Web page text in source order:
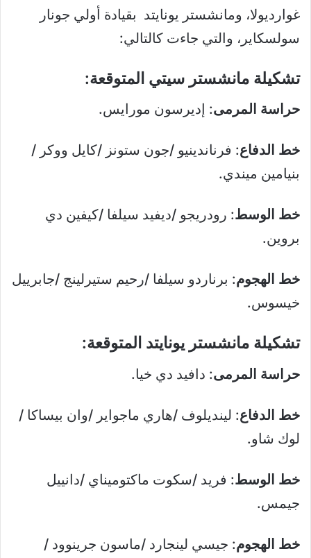
غوارديولا، ومانشستر يونايتد بقيادة أولي جونار
سولسكاير، والتي جاءت كالتالي:
تشكيلة مانشستر سيتي المتوقعة:
حراسة المرمى: إديرسون مورايس.
خط الدفاع: فرناندينيو /جون ستونز /كايل ووكر /
بنيامين ميندي.
خط الوسط: رودريجو /ديفيد سيلفا /كيفين دي
بروين.
خط الهجوم: برناردو سيلفا /رحيم ستيرلينج /جابرييل
خيسوس.
تشكيلة مانشستر يونايتد المتوقعة:
حراسة المرمى: دافيد دي خيا.
خط الدفاع: لينديلوف /هاري ماجواير /وان بيساكا /
لوك شاو.
خط الوسط: فريد /سكوت ماكتوميناي /دانييل
جيمس.
خط الهجوم: جيسي لينجارد /ماسون جرينوود /